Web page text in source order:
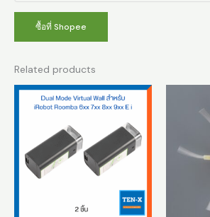
ซื้อที่ Shopee
Related products